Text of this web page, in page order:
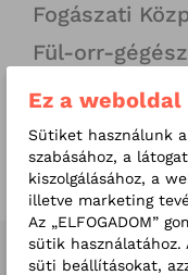
Fogászati
Fül-orr-
Pszichiátria
Fejfájás Klinika
Reumatológia
Kapcsolódó orvosaink
Ez a
Sütiket használunk
szabásához, a
kiszolgálásához, a
illetve marketing
Az „ELFOGADOM”
sütik használatához.
süti beállításokat,